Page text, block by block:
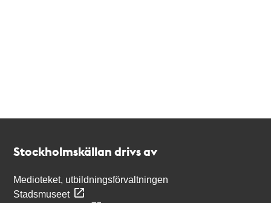
Stockholmskällan drivs av
Medioteket, utbildningsförvaltningen
Stadsmuseet